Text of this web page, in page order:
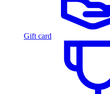
Gift card